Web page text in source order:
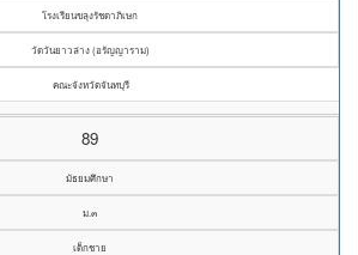
โรงเรียนขลุงรัชดาภิเษก
วัดวันยาวล่าง (อรัญญาราม)
คณะจังหวัดจันทบุรี
89
มัธยมศึกษา
ม.๓
เด็กชาย